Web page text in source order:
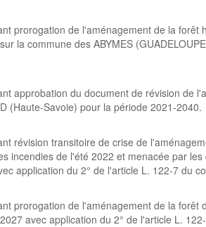
prorogation de l'aménagement de la forêt
la commune des ABYMES
approbation du document de révision de
(Haute-Savoie) pour la période 2021-2040.
révision transitoire de crise de
incendies de l'été 2022 et menacée par
application du 2° de l'article L. 122-7 du
prorogation de l'aménagement de la forêt
avec application du 2° de l'article L.